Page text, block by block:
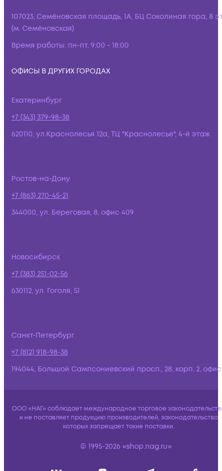
107023, Семёновская площадь, 1А, БЦ Соколиная гора, 8
(м. Семёновская)
Время работы: пн-пт, 9:00 - 18:00
ОФИСЫ В ДРУГИХ ГОРОДАХ
Екатеринбург
+7 (343) 379-98-38
620110, ул.Краснолесья 12а, ТЦ "Краснолесье", 4-й этаж
Ростов-на-Дону
+7 (863) 270-45-21
344000, ул. Береговая, 8, офис 409
Новосибирск
+7 (383) 251-02-56
630112, ул. Гоголя, 51
Санкт-Петербург
+7 (812) 918-98-38
194044, Большой Сампсониевский просп., 28, корп. 2,
ООО «НАГ» соблюдает международное торговое
и не поставляет продукцию производителей, законодательство
которых запрещает такие поставки.
© 1995-2026 «shop.nag.ru»